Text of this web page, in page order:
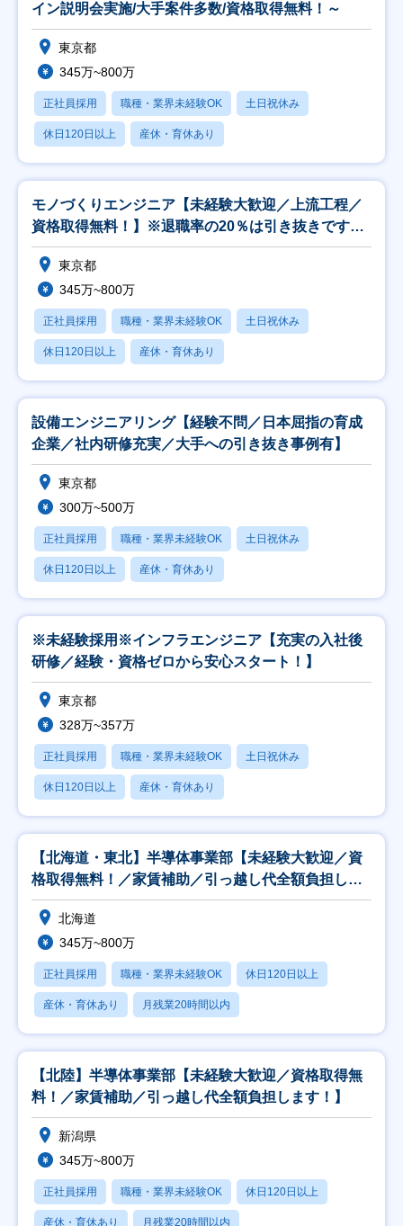
イン説明会実施/大手案件多数/資格取得無料！～
東京都
345万~800万
正社員採用 職種・業界未経験OK 土日祝休み
休日120日以上 産休・育休あり
モノづくりエンジニア【未経験大歓迎／上流工程／
資格取得無料！】※退職率の20％は引き抜きです！
※
東京都
345万~800万
正社員採用 職種・業界未経験OK 土日祝休み
休日120日以上 産休・育休あり
設備エンジニアリング【経験不問／日本屈指の育成
企業／社内研修充実／大手への引き抜き事例有】
東京都
300万~500万
正社員採用 職種・業界未経験OK 土日祝休み
休日120日以上 産休・育休あり
※未経験採用※インフラエンジニア【充実の入社後
研修／経験・資格ゼロから安心スタート！】
東京都
328万~357万
正社員採用 職種・業界未経験OK 土日祝休み
休日120日以上 産休・育休あり
【北海道・東北】半導体事業部【未経験大歓迎／資
格取得無料！／家賃補助／引っ越し代全額負担しま
す！】
北海道
345万~800万
正社員採用 職種・業界未経験OK 休日120日以上
産休・育休あり 月残業20時間以内
【北陸】半導体事業部【未経験大歓迎／資格取得無
料！／家賃補助／引っ越し代全額負担します！】
新潟県
345万~800万
正社員採用 職種・業界未経験OK 休日120日以上
産休・育休あり 月残業20時間以内